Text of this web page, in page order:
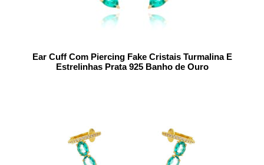
Ear Cuff Com Piercing Fake Cristais Turmalina E
Estrelinhas Prata 925 Banho de Ouro